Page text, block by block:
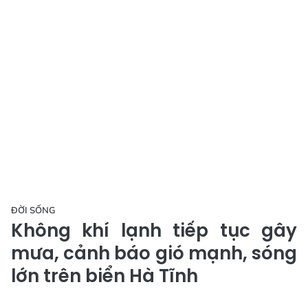
ĐỜI SỐNG
Không khí lạnh tiếp tục gây
mưa, cảnh báo gió mạnh, sóng
lớn trên biển Hà Tĩnh